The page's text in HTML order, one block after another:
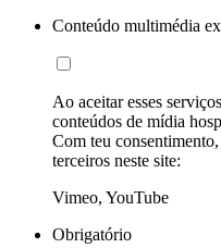
Conteúdo multimédia
Ao aceitar esses
conteúdos de mídia
Com teu
terceiros neste site:
Vimeo, YouTube
Obrigatório